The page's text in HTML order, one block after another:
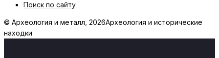
Поиск по сайту
© Археология и металл, 2026Археология и исторические
находки